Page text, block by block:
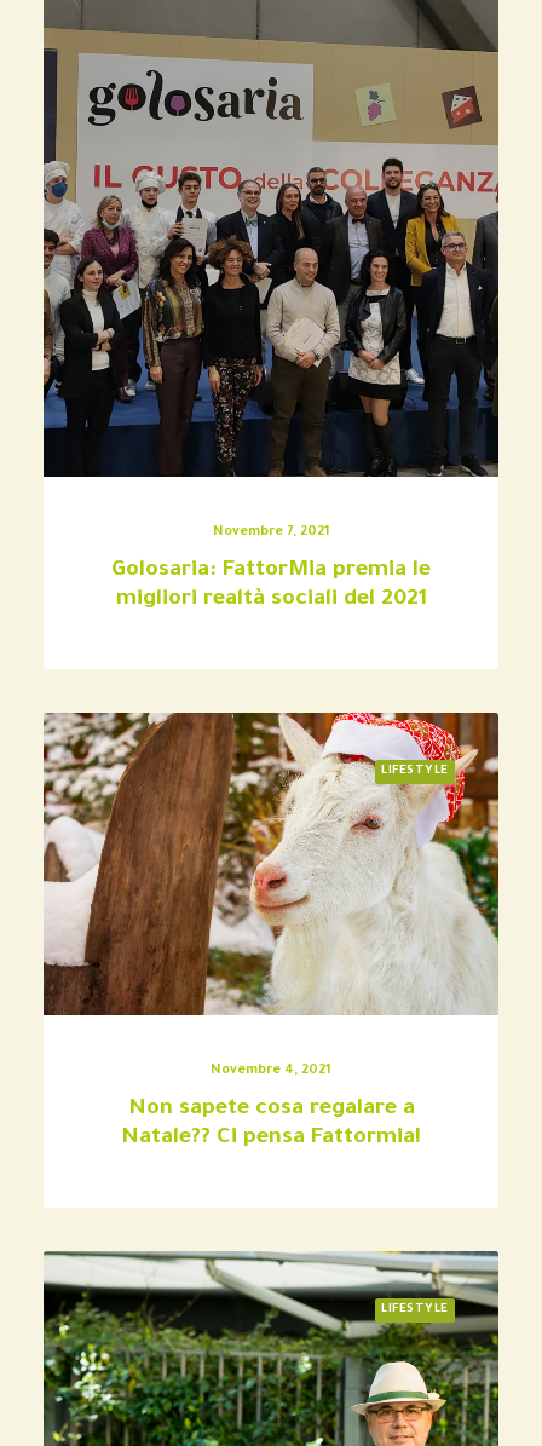
Novembre 7, 2021
Golosaria: FattorMia premia le
migliori realtà sociali del 2021
LIFESTYLE
Novembre 4, 2021
Non sapete cosa regalare a
Natale?? Ci pensa Fattormia!
LIFESTYLE